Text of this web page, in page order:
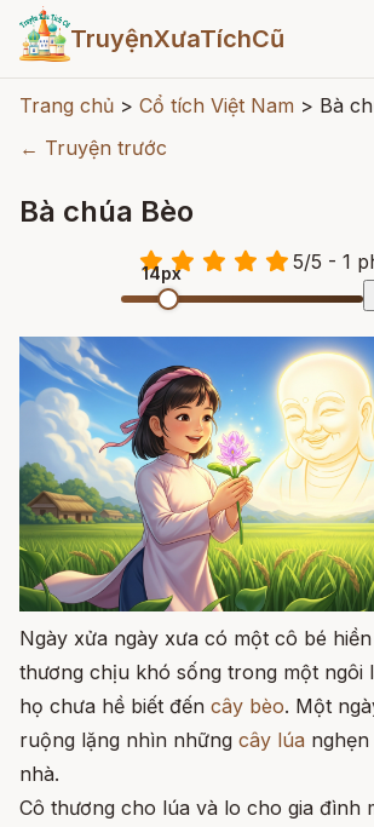
TruyệnXưaTíchCũ
Trang chủ > Cổ tích Việt Nam > Bà
← Truyện trước
Bà chúa Bèo
5/5 - 1
14px
Ngày xửa ngày xưa có một cô bé
thương chịu khó sống trong một ngôi
họ chưa hề biết đến cây bèo. Một
ruộng lặng nhìn những cây lúa
nhà.
Cô thương cho lúa và lo cho gia đình